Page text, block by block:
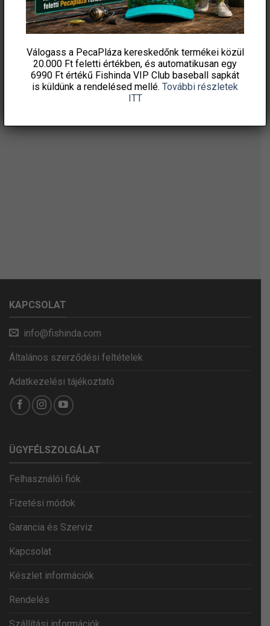
ÉRTESÜLJ ELSŐKÉNT! IRATKOZZ FEL A
HÍRLEVELÜNKRE!
KAPCSOLAT
info@fishinda.com
Általános szerződési feltételek
Adatkezelési tájékoztató
ÜGYFÉLSZOLGÁLAT
Felhasználói fiók
Fizetési módok
Garancia és Szerviz
Kapcsolat
Készlet információk
Rendelés
Szállítási információk
Válogass a PecaPláza kereskedőnk termékei közül
20.000 Ft feletti értékben, és automatikusan egy
6990 Ft értékű Fishinda VIP Club baseball sapkát
is küldünk a rendelésed mellé. További részletek
ITT